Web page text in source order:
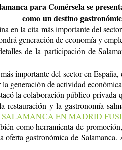
para Comérsela se
como un destino
en la cita más importante del
generación de economía y
de la participación de
importante del sector en
generación de actividad
la colaboración público-
y la gastronomía
como herramienta de
oferta gastronómica de